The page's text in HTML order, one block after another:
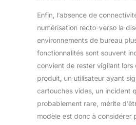
Enfin, l’absence de
numérisation recto-verso la
environnements de bureau
fonctionnalités sont souvent
convient de rester vigilant lors
produit, un utilisateur ayant
cartouches vides, un incident
probablement rare, mérite
modèle est donc à considérer